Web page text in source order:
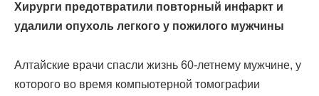
Хирурги предотвратили повторный инфаркт и
удалили опухоль легкого у пожилого мужчины
Алтайские врачи спасли жизнь 60-летнему мужчине, у
которого во время компьютерной томографии